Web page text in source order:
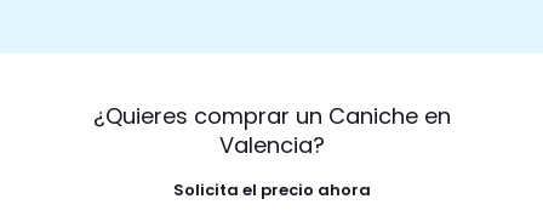
¿Quieres comprar un Caniche en
Valencia?
Solicita el precio ahora